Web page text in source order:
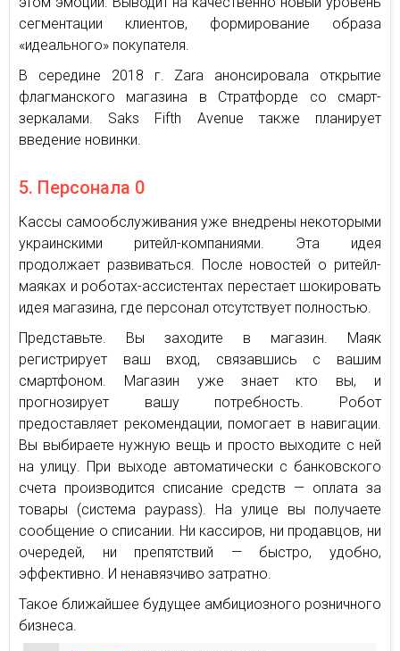
сегментации клиентов, формирование образа
«идеального» покупателя.
В середине 2018 г. Zara анонсировала открытие
флагманского магазина в Стратфорде со смарт-
зеркалами. Saks Fifth Avenue также планирует
введение новинки.
5. Персонала 0
Кассы самообслуживания уже внедрены некоторыми
украинскими ритейл-компаниями. Эта идея
продолжает развиваться. После новостей о ритейл-
маяках и роботах-ассистентах перестает шокировать
идея магазина, где персонал отсутствует полностью.
Представьте. Вы заходите в магазин. Маяк
регистрирует ваш вход, связавшись с вашим
смартфоном. Магазин уже знает кто вы, и
прогнозирует вашу потребность. Робот
предоставляет рекомендации, помогает в навигации.
Вы выбираете нужную вещь и просто выходите с ней
на улицу. При выходе автоматически с банковского
счета производится списание средств — оплата за
товары (система paypass). На улице вы получаете
сообщение о списании. Ни кассиров, ни продавцов, ни
очередей, ни препятствий — быстро, удобно,
эффективно. И ненавязчиво затратно.
Такое ближайшее будущее амбициозного розничного
бизнеса.